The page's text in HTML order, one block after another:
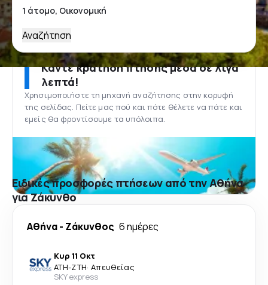
Αναζήτηση
Κάντε κράτηση πτήσης μέσα σε λίγα
λεπτά!
Χρησιμοποιήστε τη μηχανή αναζήτησης στην κορυφή
της σελίδας. Πείτε μας πού και πότε θέλετε να πάτε και
εμείς θα φροντίσουμε τα υπόλοιπα.
Ειδικές προσφορές πτήσεων από την Αθήνα
για Ζάκυνθο
Αθήνα- Ζάκυνθος 6 ημέρες
Κυρ 11 Οκτ
ATH-ZTH· Απευθείας
SKY express